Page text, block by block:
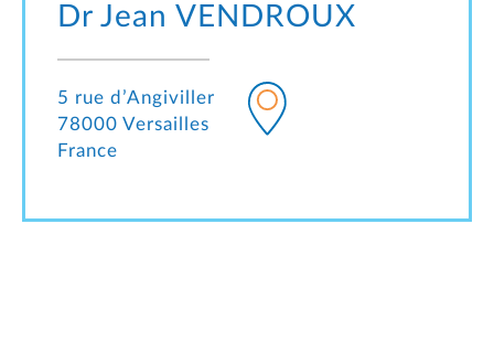
Dr JeanVENDROUX
5 rue d’Angiviller
78000 Versailles
France